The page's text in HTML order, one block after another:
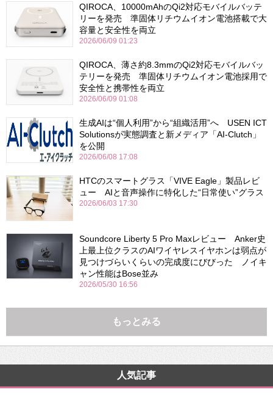
QIROCA、10000mAhのQi2対応モバイルバッテ
リーを発売 準固体リチウムイオン電池搭載で大
容量と安全性を両立
2026/06/09 01:23
QIROCA、薄さ約8.3mmのQi2対応モバイルバッ
テリーを発売 準固体リチウムイオン電池採用で
安全性と携帯性を両立
2026/06/09 01:08
生成AIは“個人利用”から“組織活用”へ USEN ICT
Solutionsが実態調査と新メディア「AI-Clutch」
を公開
2026/06/08 17:08
HTCのスマートグラス「VIVE Eagle」製品レビ
ュー AIと音声操作に特化した“日常使い”グラス
2026/06/03 17:30
Soundcore Liberty 5 Pro Maxレビュー Anker史
上最上位クラスのAIワイヤレスイヤホンは弱点が
見つけづらいくらいの完成度にびびった ノイキ
ャン性能はBose並み
2026/05/30 16:56
もっとみる
人気記事